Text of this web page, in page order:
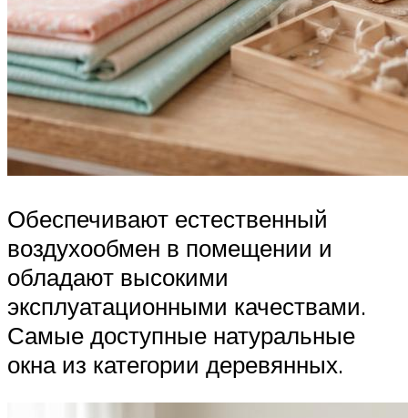
Обеспечивают естественный
воздухообмен в помещении и
обладают высокими
эксплуатационными качествами.
Самые доступные натуральные
окна из категории деревянных.